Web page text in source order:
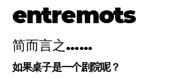
entremots
简而言之……
如果桌子是一个剧院呢？